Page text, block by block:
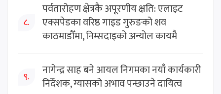
८.
पर्वतारोहण क्षेत्रकै अपूरणीय क्षति: एलाइट
एक्सपेडका वरिष्ठ गाइड गुरुङको शव
काठमाडौँमा, निम्सदाइको अन्योल कायमै
९.
नागेन्द्र साह बने आयल निगमका नयाँ कार्यकारी
निर्देशक, ग्यासको अभाव पन्छाउने दायित्व